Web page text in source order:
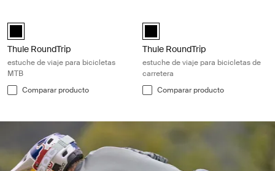
Thule RoundTrip MTB bike case Negro (selected)
Thule RoundTrip
estuche de viaje para bicicletas
MTB
Comparar producto
Thule RoundTrip road bike case
Thule RoundTrip
estuche de viaje para bicicletas de
carretera
Comparar producto